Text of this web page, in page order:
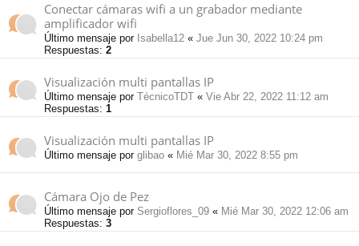
Conectar cámaras wifi a un grabador mediante
amplificador wifi
Último mensaje por Isabella12 « Jue Jun 30, 2022 10:24 pm
Respuestas: 2
Visualización multi pantallas IP
Último mensaje por TécnicoTDT « Vie Abr 22, 2022 11:12 am
Respuestas: 1
Visualización multi pantallas IP
Último mensaje por glibao « Mié Mar 30, 2022 8:55 pm
Cámara Ojo de Pez
Último mensaje por Sergioflores_09 « Mié Mar 30, 2022 12:06 am
Respuestas: 3